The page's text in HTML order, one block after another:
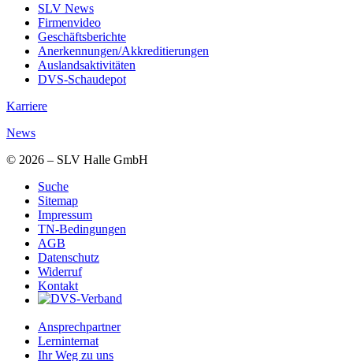
SLV News
Firmenvideo
Geschäftsberichte
Anerkennungen/Akkreditierungen
Auslandsaktivitäten
DVS-Schaudepot
Karriere
News
© 2026 – SLV Halle GmbH
Suche
Sitemap
Impressum
TN-Bedingungen
AGB
Datenschutz
Widerruf
Kontakt
Ansprechpartner
Lerninternat
Ihr Weg zu uns